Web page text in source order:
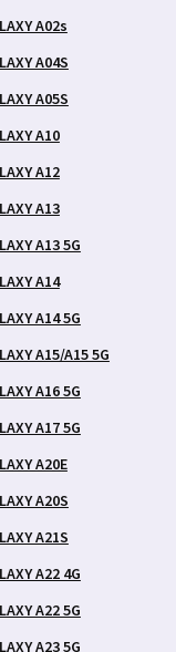
A02s
A04S
A05S
A10
A12
A13
A13 5G
A14
A14 5G
A15/A15 5G
A16 5G
A17 5G
A20E
A20S
A21S
A22 4G
A22 5G
A23 5G